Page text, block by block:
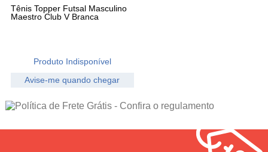
Tênis Topper Futsal Masculino
Maestro Club V Branca
Produto Indisponível
Avise-me quando chegar